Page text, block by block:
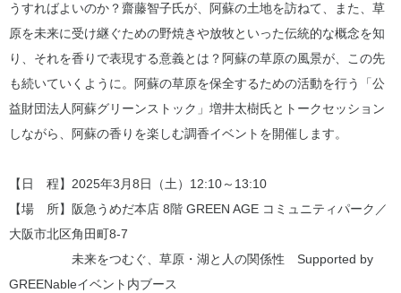
うすればよいのか？齋藤智子氏が、阿蘇の土地を訪ねて、また、草
原を未来に受け継ぐための野焼きや放牧といった伝統的な概念を知
り、それを香りで表現する意義とは？阿蘇の草原の風景が、この先
も続いていくように。阿蘇の草原を保全するための活動を行う「公
益財団法人阿蘇グリーンストック」増井太樹氏とトークセッション
しながら、阿蘇の香りを楽しむ調香イベントを開催します。
【日 程】2025年3月8日（土）12:10～13:10
【場 所】阪急うめだ本店 8階 GREEN AGE コミュニティパーク／
大阪市北区角田町8-7
未来をつむぐ、草原・湖と人の関係性 Supported by
GREENableイベント内ブース